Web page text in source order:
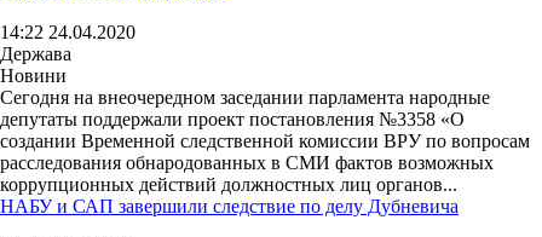
14:22 24.04.2020
Держава
Новини
Сегодня на внеочередном заседании парламента народные
депутаты поддержали проект постановления №3358 «О
создании Временной следственной комиссии ВРУ по вопросам
расследования обнародованных в СМИ фактов возможных
коррупционных действий должностных лиц органов...
НАБУ и САП завершили следствие по делу Дубневича